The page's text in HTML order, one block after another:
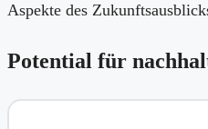
Aspekte des
Potential für